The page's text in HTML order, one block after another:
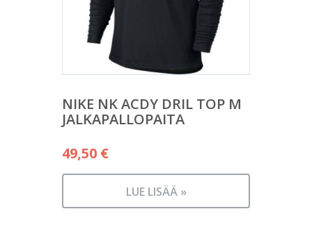
NIKE NK ACDY DRIL TOP M
JALKAPALLOPAITA
49,50 €
LUE LISÄÄ »